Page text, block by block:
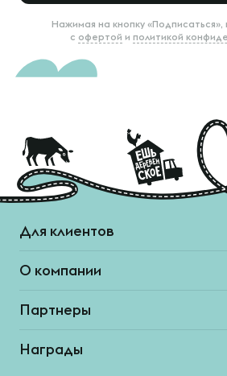
Нажимая на кнопку «Подписаться»,
с офертой и политикой
Для клиентов
О компании
Партнеры
Награды